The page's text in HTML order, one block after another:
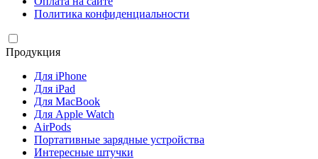
Политика конфиденциальности
Продукция
Для iPhone
Для iPad
Для MacBook
Для Apple Watch
AirPods
Портативные зарядные устройства
Интересные штучки